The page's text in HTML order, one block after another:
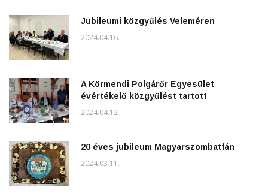
Jubileumi közgyűlés Veleméren
2024.04.16.
A Körmendi Polgárőr Egyesület
évértékelő közgyűlést tartott
2024.04.12.
20 éves jubileum Magyarszombatfán
2024.03.11.